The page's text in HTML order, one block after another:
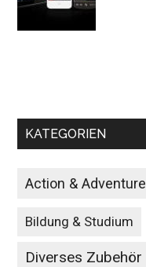
KATEGORIEN
Action & Adventure
Bildung & Studium
Diverses Zubehör